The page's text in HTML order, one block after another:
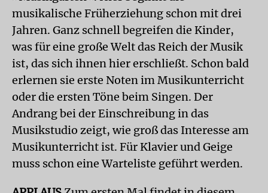
musikalische Früherziehung schon mit drei
Jahren. Ganz schnell begreifen die Kinder,
was für eine große Welt das Reich der Musik
ist, das sich ihnen hier erschließt. Schon bald
erlernen sie erste Noten im Musikunterricht
oder die ersten Töne beim Singen. Der
Andrang bei der Einschreibung in das
Musikstudio zeigt, wie groß das Interesse am
Musikunterricht ist. Für Klavier und Geige
muss schon eine Warteliste geführt werden.